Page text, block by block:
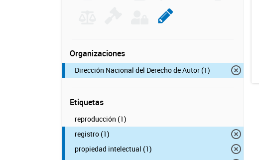
Organizaciones
Dirección Nacional del Derecho de Autor (1)
Etiquetas
reproducción (1)
registro (1)
propiedad intelectual (1)